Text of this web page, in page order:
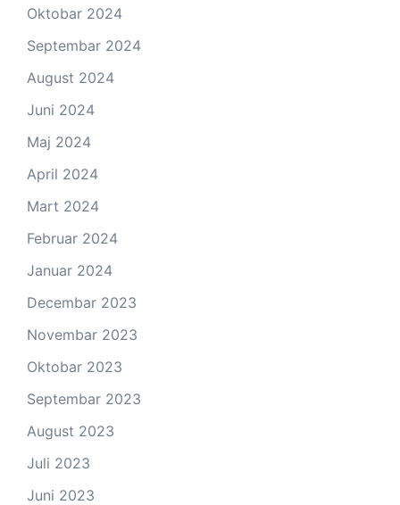
Oktobar 2024
Septembar 2024
August 2024
Juni 2024
Maj 2024
April 2024
Mart 2024
Februar 2024
Januar 2024
Decembar 2023
Novembar 2023
Oktobar 2023
Septembar 2023
August 2023
Juli 2023
Juni 2023